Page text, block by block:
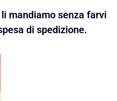
mandiamo senza farvi
di spedizione.